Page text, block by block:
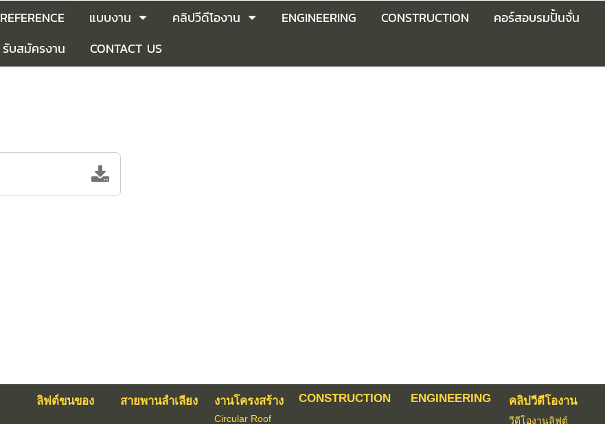
REFERENCE แบบงาน คลิปวีดีโองาน ENGINEERING CONSTRUCTION
คอร์สอบรมปั้นจั่น
รับสมัครงาน CONTACT US
ลิฟต์ขนของ สายพานลำเลียง งานโครงสร้าง
Circular Roof
CONSTRUCTION ENGINEERING คลิปวีดีโองาน
วีดีโองานลิฟต์